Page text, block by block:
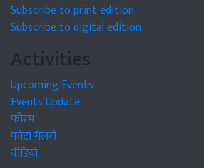
Subscribe to print edition
Subscribe to digital edition
Activities
Upcoming Events
Events Update
फोरम
फोटो गैलरी
वीडियो